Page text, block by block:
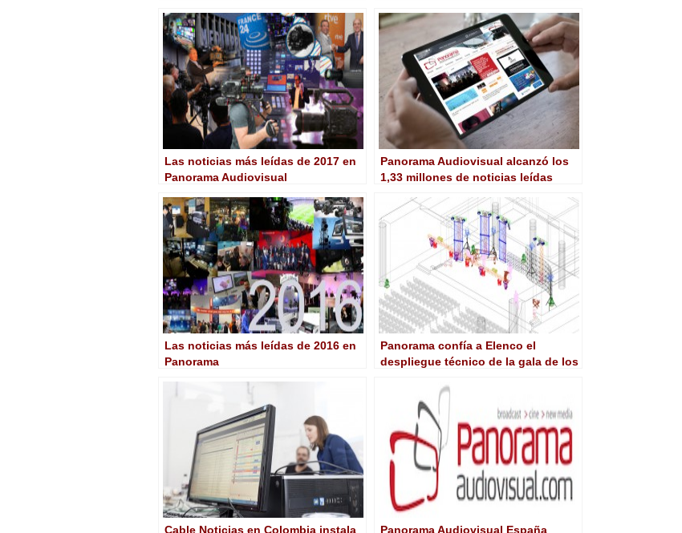
Premios Panorama
Las noticias más leídas de 2017 en
Panorama Audiovisual
Panorama Audiovisual alcanzó los
1,33 millones de noticias leídas
Las noticias más leídas de 2016 en
Panorama
Panorama confía a Elenco el
despliegue técnico de la gala de los
Cable Noticias en Colombia instala Panorama Audiovisual España